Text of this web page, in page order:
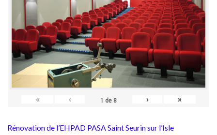
« ‹ 1 de 8 › »
Rénovation de l’EHPAD PASA Saint Seurin sur l’Isle